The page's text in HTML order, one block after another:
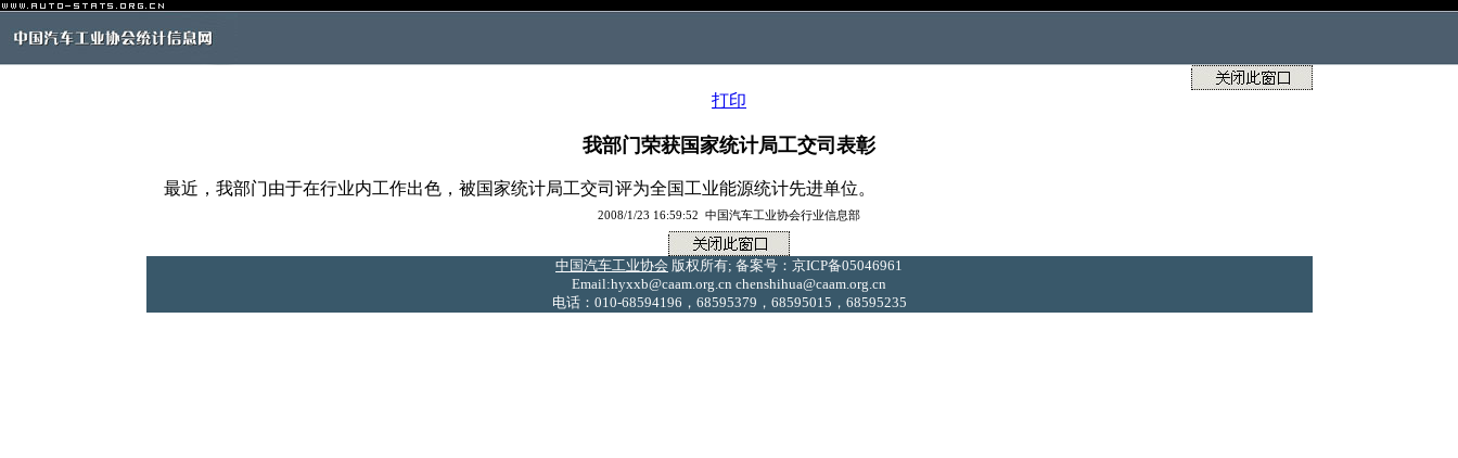
打印
我部门荣获国家统计局工交司表彰
最近，我部门由于在行业内工作出色，被国家统计局工交司评为全国工业能源统计先进单位。
2008/1/23 16:59:52 中国汽车工业协会行业信息部
中国汽车工业协会 版权所有; 备案号：京ICP备05046961
Email:hyxxb@caam.org.cn chenshihua@caam.org.cn
电话：010-68594196，68595379，68595015，68595235